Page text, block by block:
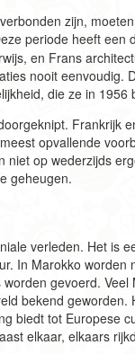
zijn,
periode heeft een
en Frans
nooit eenvoudig.
die ze in 1956
Frankrijk
opvallende
niet op wederzijds
geheugen.
verleden. Het is
In Marokko worden
gevoerd.
bekend geworden.
biedt tot Europese
elkaar, elkaars